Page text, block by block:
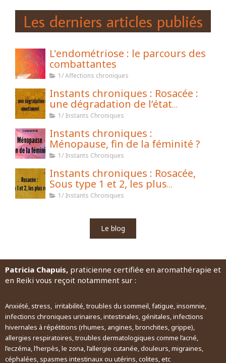
Les derniers articles publiés
L'endométriose : le parcours des
combattantes
1/ Affections chroniques
Instants chroniques : Rosacée :
une dégradation de l’état
émotionnel
1/ Instants Chroniques
Instants chroniques :
Ménopause, fin de la féminité ?
1/ Instants Chroniques
Instants chroniques : Rosacée,
Sous type 1 et 2, les plus
répandus
1/ Instants Chroniques
Le blog
Patricia Chapuis, praticienne certifiée en aromathérapie et
en Reiki vous reçoit notamment sur :
Anxiété, stress, irritabilité, troubles du sommeil, fatigue, insomnie,
infections chroniques urinaires, intestinales, génitales, infections
hivernales à répétitions (rhumes, angines, bronchites, grippe),
allergies respiratoires, troubles dermatologiques comme l’acné,
l’eczéma, l’herpès, le zona, l’allergie cutanée, douleurs, migraines,
céphalées, spasmes intestinaux ou utérins, colites, etc